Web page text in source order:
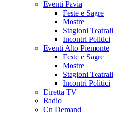
Eventi Pavia
Feste e Sagre
Mostre
Stagioni Teatrali
Incontri Politici
Eventi Alto Piemonte
Feste e Sagre
Mostre
Stagioni Teatrali
Incontri Politici
Diretta TV
Radio
On Demand